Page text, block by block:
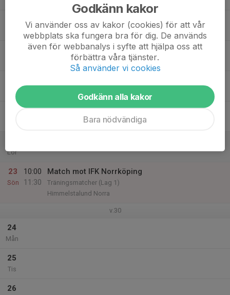
Tor
Lör
23
Sön
10:00
11:30
Match mot IFK Norrköping
Träningsmatcher (Lag 1)
Himmelstalund Norra
v.30
24
Mån
25
Tis
26
Godkänn kakor
Vi använder oss av kakor (cookies) för att vår
webbplats ska fungera bra för dig. De används
även för webbanalys i syfte att hjälpa oss att
förbättra våra tjänster.
Så använder vi cookies
Godkänn alla kakor
Bara nödvändiga